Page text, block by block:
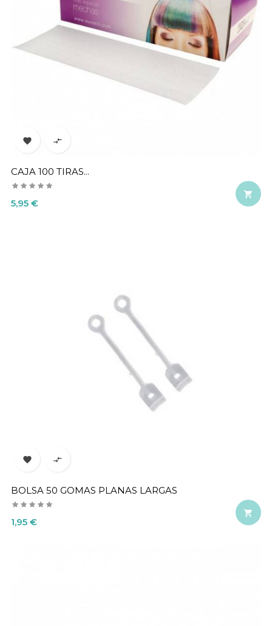
 
CAJA 100 TIRAS...
Precio
5,95 €

 
BOLSA 50 GOMAS PLANAS LARGAS
Precio
1,95 €
